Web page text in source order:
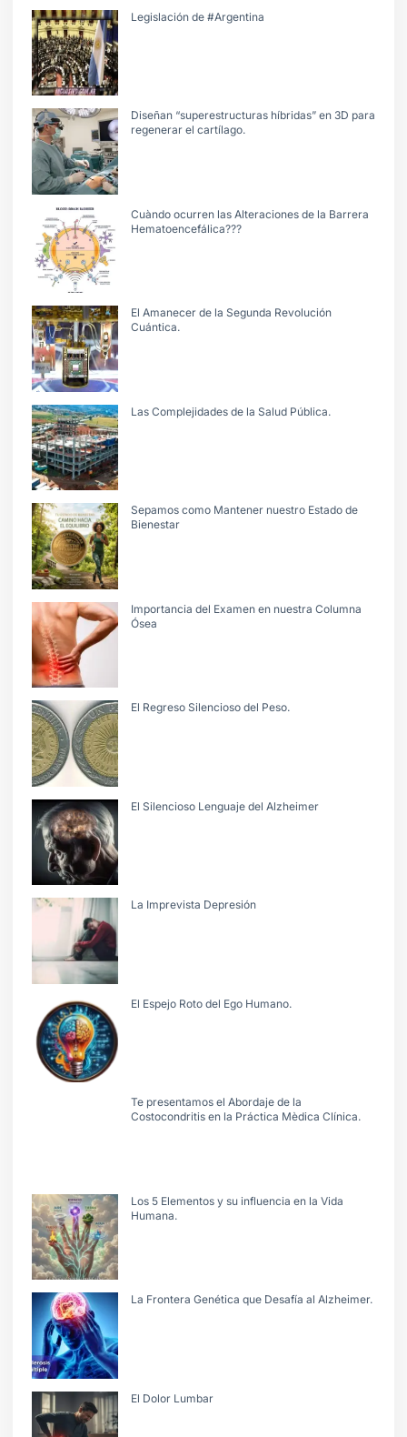
Legislación de #Argentina
Diseñan “superestructuras híbridas” en 3D para
regenerar el cartílago.
Cuàndo ocurren las Alteraciones de la Barrera
Hematoencefálica???
El Amanecer de la Segunda Revolución
Cuántica.
Las Complejidades de la Salud Pública.
Sepamos como Mantener nuestro Estado de
Bienestar
Importancia del Examen en nuestra Columna
Ósea
El Regreso Silencioso del Peso.
El Silencioso Lenguaje del Alzheimer
La Imprevista Depresión
El Espejo Roto del Ego Humano.
Te presentamos el Abordaje de la
Costocondritis en la Práctica Mèdica Clínica.
Los 5 Elementos y su influencia en la Vida
Humana.
La Frontera Genética que Desafía al Alzheimer.
El Dolor Lumbar